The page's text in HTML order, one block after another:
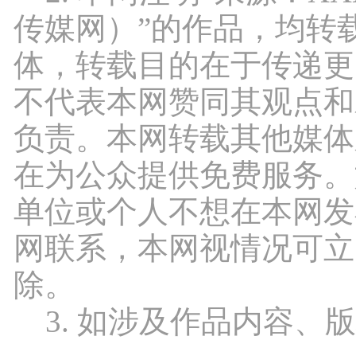
传媒网）”的作品，均转
体，转载目的在于传递
不代表本网赞同其观点
负责。本网转载其他媒
在为公众提供免费服务
单位或个人不想在本网
网联系，本网视情况可
除。
3. 如涉及作品内容、